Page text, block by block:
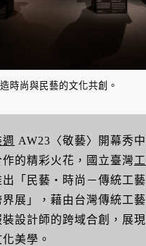
時尚與民藝的文化共創。
AW23〈敬藝〉開幕秀
的精彩火花，國立臺灣
「民藝・時尚－傳統工
展」，藉由台灣傳統工藝
設計師的跨域合創，展
美學。